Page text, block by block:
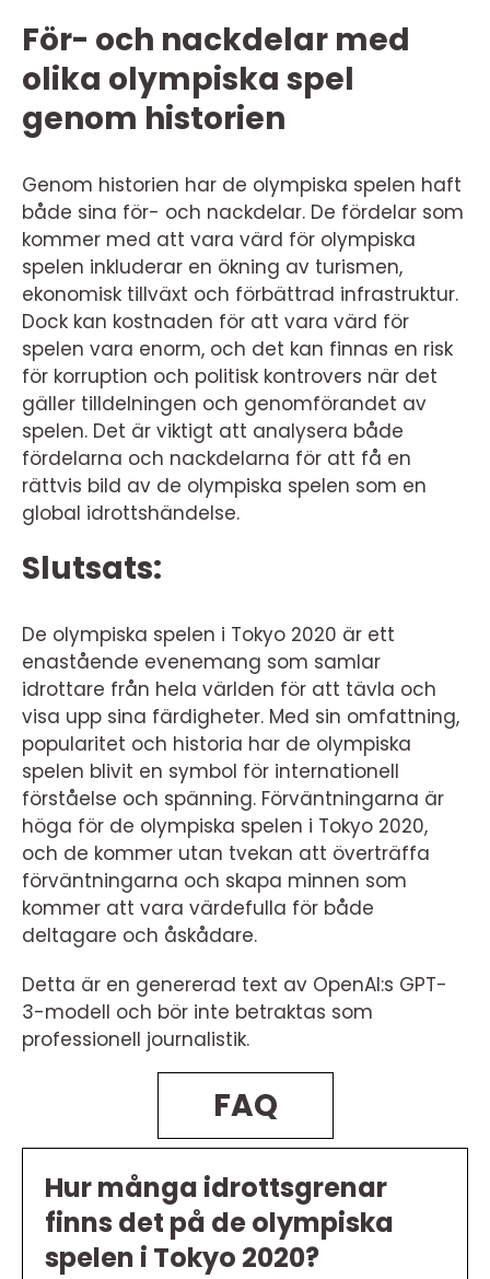
För- och nackdelar med
olika olympiska spel
genom historien
Genom historien har de olympiska spelen haft
både sina för- och nackdelar. De fördelar som
kommer med att vara värd för olympiska
spelen inkluderar en ökning av turismen,
ekonomisk tillväxt och förbättrad infrastruktur.
Dock kan kostnaden för att vara värd för
spelen vara enorm, och det kan finnas en risk
för korruption och politisk kontrovers när det
gäller tilldelningen och genomförandet av
spelen. Det är viktigt att analysera både
fördelarna och nackdelarna för att få en
rättvis bild av de olympiska spelen som en
global idrottshändelse.
Slutsats:
De olympiska spelen i Tokyo 2020 är ett
enastående evenemang som samlar
idrottare från hela världen för att tävla och
visa upp sina färdigheter. Med sin omfattning,
popularitet och historia har de olympiska
spelen blivit en symbol för internationell
förståelse och spänning. Förväntningarna är
höga för de olympiska spelen i Tokyo 2020,
och de kommer utan tvekan att överträffa
förväntningarna och skapa minnen som
kommer att vara värdefulla för både
deltagare och åskådare.
Detta är en genererad text av OpenAI:s GPT-
3-modell och bör inte betraktas som
professionell journalistik.
FAQ
Hur många idrottsgrenar
finns det på de olympiska
spelen i Tokyo 2020?